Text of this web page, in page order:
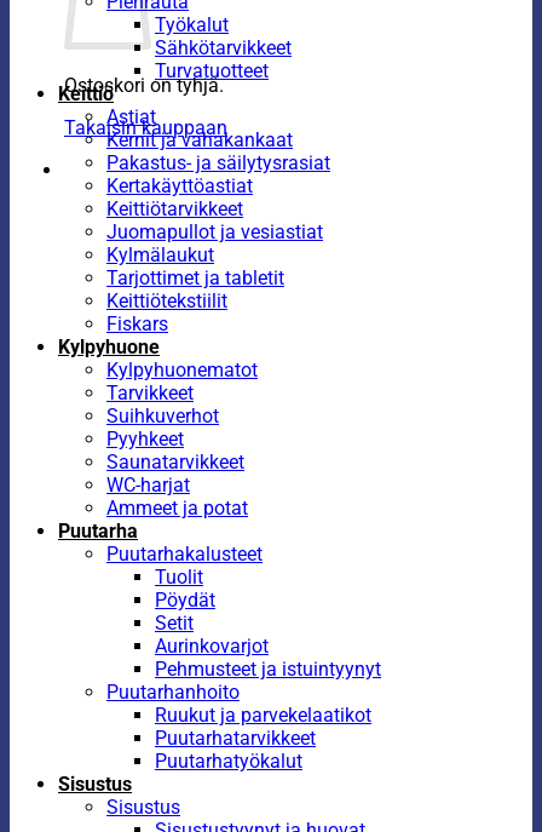
Ostoskori on tyhjä.
Takaisin kauppaan
Työkalut
Sähkötarvikkeet
Turvatuotteet
Keittiö
Astiat
Kernit ja vahakankaat
Pakastus- ja säilytysrasiat
Kertakäyttöastiat
Keittiötarvikkeet
Juomapullot ja vesiastiat
Kylmälaukut
Tarjottimet ja tabletit
Keittiötekstiilit
Fiskars
Kylpyhuone
Kylpyhuonematot
Tarvikkeet
Suihkuverhot
Pyyhkeet
Saunatarvikkeet
WC-harjat
Ammeet ja potat
Puutarha
Puutarhakalusteet
Tuolit
Pöydät
Setit
Aurinkovarjot
Pehmusteet ja istuintyynyt
Puutarhanhoito
Ruukut ja parvekelaatikot
Puutarhatarvikkeet
Puutarhatyökalut
Sisustus
Sisustus